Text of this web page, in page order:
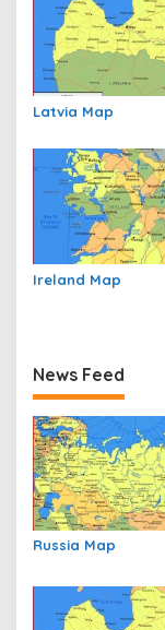
Latvia Map
Ireland Map
News Feed
Russia Map